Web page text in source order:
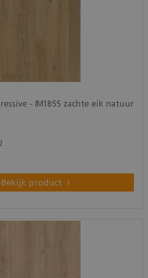
- IM1855 zachte eik natuur
Bekijk product